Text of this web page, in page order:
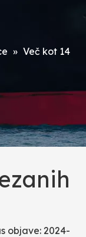
» Več kot 14
objave: 2024-